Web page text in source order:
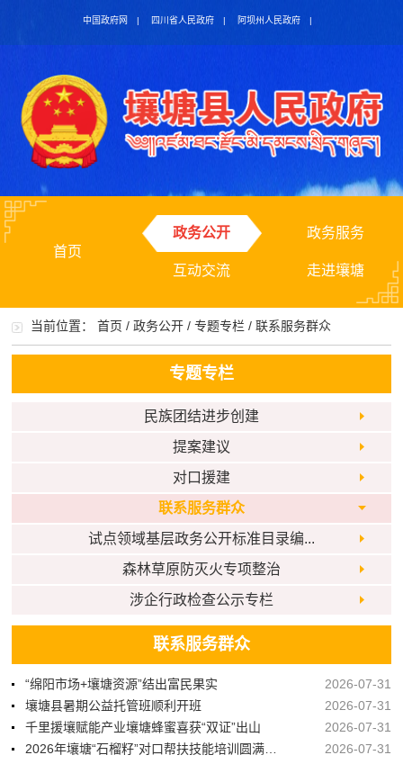
中国政府网 | 四川省人民政府 | 阿坝州人民政府 |
首页
政务公开 政务服务
互动交流 走进壤塘
当前位置：首页 /政务公开 /专题专栏 /联系服务群众
专题专栏
民族团结进步创建
提案建议
对口援建
联系服务群众
试点领域基层政务公开标准目录编...
森林草原防灭火专项整治
涉企行政检查公示专栏
联系服务群众
“绵阳市场+壤塘资源”结出富民果实
2026-07-31
壤塘县暑期公益托管班顺利开班
2026-07-31
千里援壤赋能产业壤塘蜂蜜喜获“双证”出山
2026-07-31
2026-07-31